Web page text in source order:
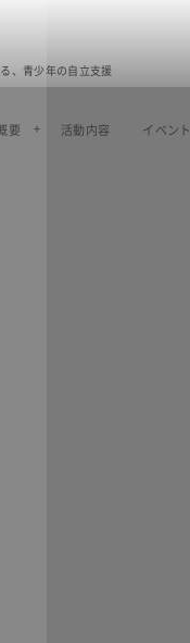
、青少年の自立支援
要 活動内容 イベント